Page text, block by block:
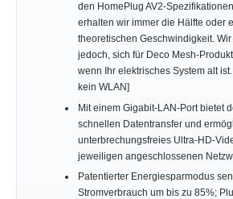
den HomePlug AV2-
erhalten wir immer die Hälfte oder
theoretischen Geschwindigkeit.
jedoch, sich für Deco Mesh-
wenn Ihr elektrisches System alt
kein WLAN]
Mit einem Gigabit-LAN-Port bietet
schnellen Datentransfer und
unterbrechungsfreies Ultra-HD-
jeweiligen angeschlossenen
Patentierter Energiesparmodus
Stromverbrauch um bis zu 85%;